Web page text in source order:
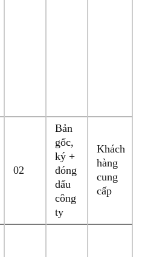
02
Bản
gốc,
ký +
đóng
dấu
công
ty
Khách
hàng
cung
cấp